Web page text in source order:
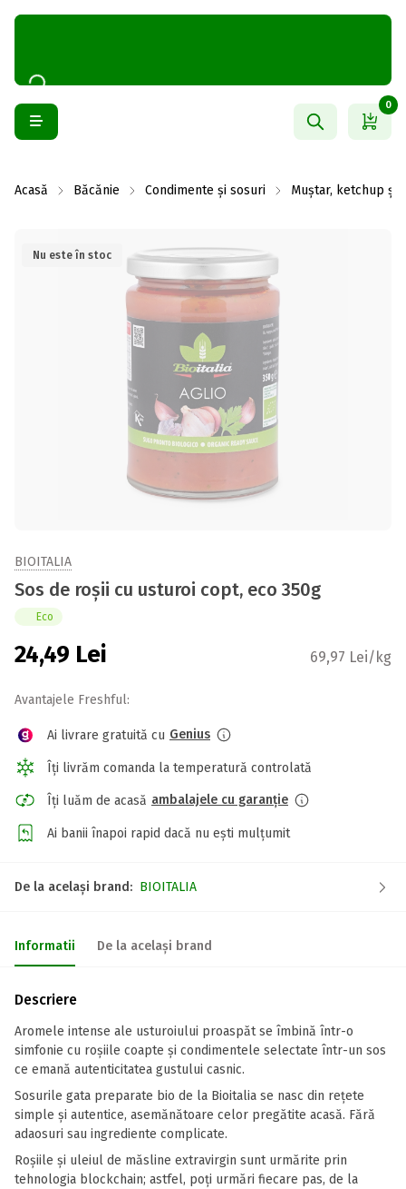
0
Acasă Băcănie Condimente și sosuri Muștar, ketchup și
Nu este în stoc
BIOITALIA
Sos de roșii cu usturoi copt, eco 350g
Eco
24,49 Lei 69,97 Lei/kg
Avantajele Freshful:
Ai livrare gratuită cu Genius
Îți livrăm comanda la temperatură controlată
Îți luăm de acasă ambalajele cu garanție
Ai banii înapoi rapid dacă nu ești mulțumit
De la același brand: BIOITALIA
Informatii De la același brand
Descriere
Aromele intense ale usturoiului proaspăt se îmbină într-o
simfonie cu roșiile coapte și condimentele selectate într-un sos
ce emană autenticitatea gustului casnic.
Sosurile gata preparate bio de la Bioitalia se nasc din rețete
simple și autentice, asemănătoare celor pregătite acasă. Fără
adaosuri sau ingrediente complicate.
Roșiile și uleiul de măsline extravirgin sunt urmărite prin
tehnologia blockchain; astfel, poți urmări fiecare pas, de la